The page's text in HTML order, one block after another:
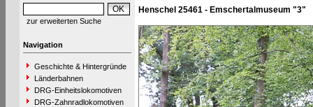
zur erweiterten Suche
Navigation
Geschichte & Hintergründe
Länderbahnen
DRG-Einheitslokomotiven
DRG-Zahnradlokomotiven
Henschel 25461 - Emschertalmuseum "3"